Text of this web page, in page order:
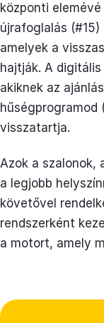
központi
újrafoglalás
amelyek a
hajtják. A
akiknek az
hűségprogramod
visszatartja.
Azok a szalonok,
a legjobb
követővel
rendszerként
a motort, amely